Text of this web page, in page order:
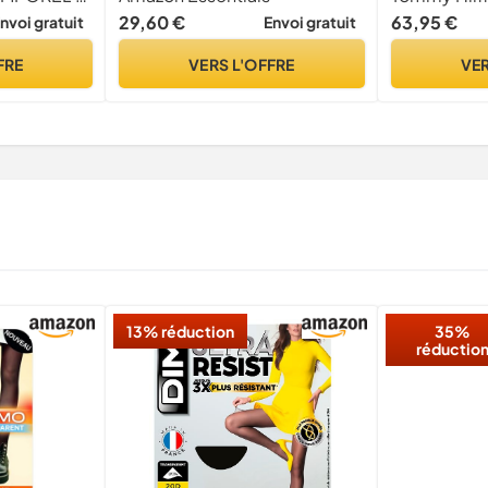
gratuit
29,60 €
Envoi gratuit
VERS L'OFFRE
63,95 €
13% réduction
35%
réduction